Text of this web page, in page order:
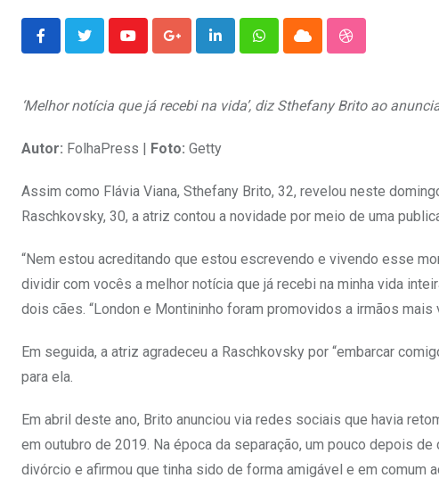
YoutubeGoogle+LinkedInWhatsappCloud StumbleUpon
‘Melhor notícia que já recebi na vida’, diz Sthefany Brito ao
Autor: FolhaPress | Foto: Getty
Assim como Flávia Viana, Sthefany Brito, 32, revelou neste
Raschkovsky, 30, a atriz contou a novidade por meio de uma
“Nem estou acreditando que estou escrevendo e vivendo esse
dividir com vocês a melhor notícia que já recebi na minha vida
dois cães. “London e Montininho foram promovidos a irmãos
Em seguida, a atriz agradeceu a Raschkovsky por “embarcar
para ela.
Em abril deste ano, Brito anunciou via redes sociais que havia
em outubro de 2019. Na época da separação, um pouco depois
divórcio e afirmou que tinha sido de forma amigável e em comum